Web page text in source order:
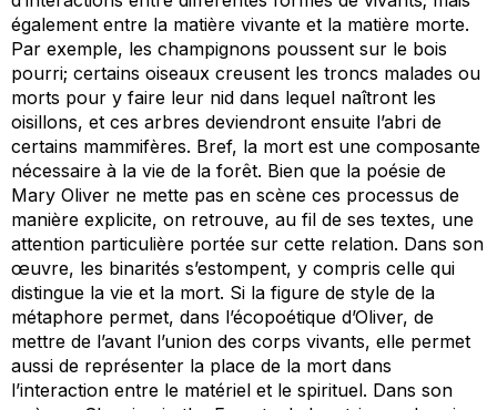
également entre la matière vivante et la matière morte.
Par exemple, les champignons poussent sur le bois
pourri; certains oiseaux creusent les troncs malades ou
morts pour y faire leur nid dans lequel naîtront les
oisillons, et ces arbres deviendront ensuite l’abri de
certains mammifères. Bref, la mort est une composante
nécessaire à la vie de la forêt. Bien que la poésie de
Mary Oliver ne mette pas en scène ces processus de
manière explicite, on retrouve, au fil de ses textes, une
attention particulière portée sur cette relation. Dans son
œuvre, les binarités s’estompent, y compris celle qui
distingue la vie et la mort. Si la figure de style de la
métaphore permet, dans l’écopoétique d’Oliver, de
mettre de l’avant l’union des corps vivants, elle permet
aussi de représenter la place de la mort dans
l’interaction entre le matériel et le spirituel. Dans son